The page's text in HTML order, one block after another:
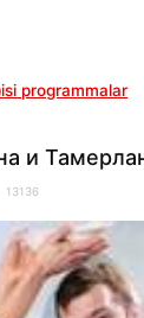
programmalar
и
13136